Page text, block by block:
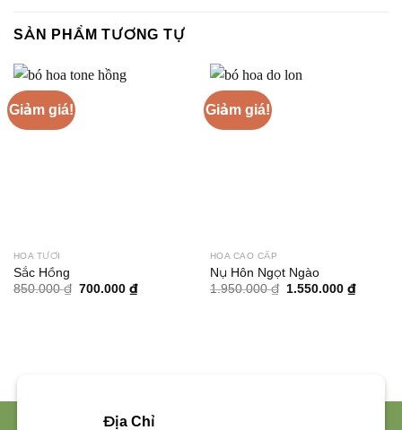
SẢN PHẨM TƯƠNG TỰ
Giảm giá!
HOA TƯƠI
Sắc Hồng
850.000₫ Giá
700.000 ₫Giá
Giảm giá!
HOA CAO CẤP
Nụ Hôn Ngọt Ngào
1.950.000₫
Giá
1.550.000 ₫Giá
Địa Chỉ